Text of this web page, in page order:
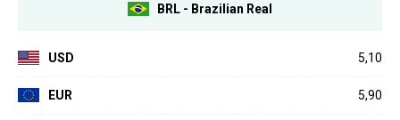
BRL - Brazilian Real
USD 5,10
EUR 5,90